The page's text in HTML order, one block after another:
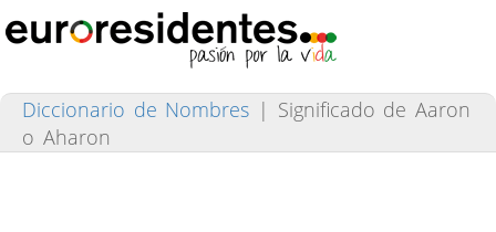
Diccionario de Nombres | Significado de Aaron
o Aharon